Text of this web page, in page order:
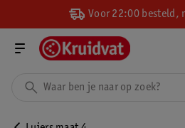
Voor 22:00 besteld,